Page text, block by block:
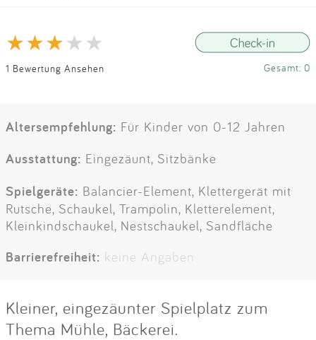
1 Bewertung Ansehen Gesamt: 0
Altersempfehlung: Für Kinder von 0-12 Jahren
Ausstattung: Eingezäunt, Sitzbänke
Spielgeräte: Balancier-Element, Klettergerät mit
Rutsche, Schaukel, Trampolin, Kletterelement,
Kleinkindschaukel, Nestschaukel, Sandfläche
Barrierefreiheit: keine Angaben
Kleiner, eingezäunter Spielplatz zum
Thema Mühle, Bäckerei.